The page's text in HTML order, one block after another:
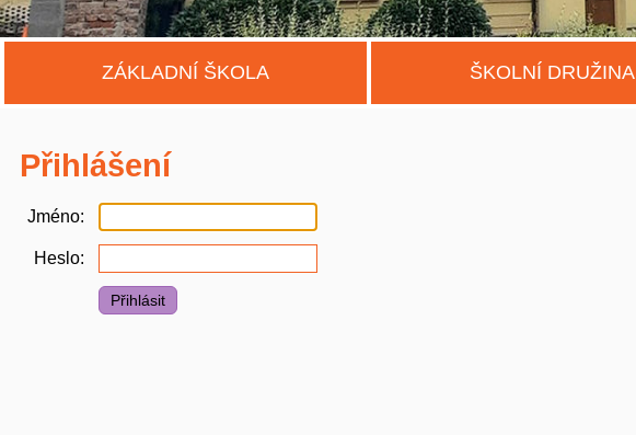
ZÁKLADNÍ ŠKOLA ŠKOLNÍ DRUŽINA
Přihlášení
Jméno
Heslo